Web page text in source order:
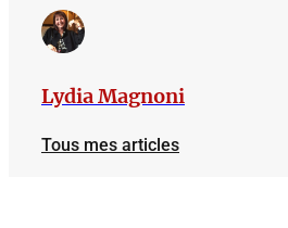
Lydia Magnoni
Tous mes articles